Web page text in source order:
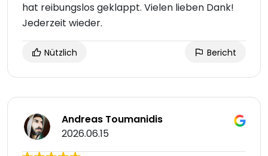
hat reibungslos geklappt. Vielen lieben Dank!
Jederzeit wieder.
Nützlich Bericht
Andreas Toumanidis
2026.06.15